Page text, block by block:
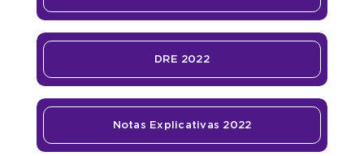
DRE 2022
Notas Explicativas 2022